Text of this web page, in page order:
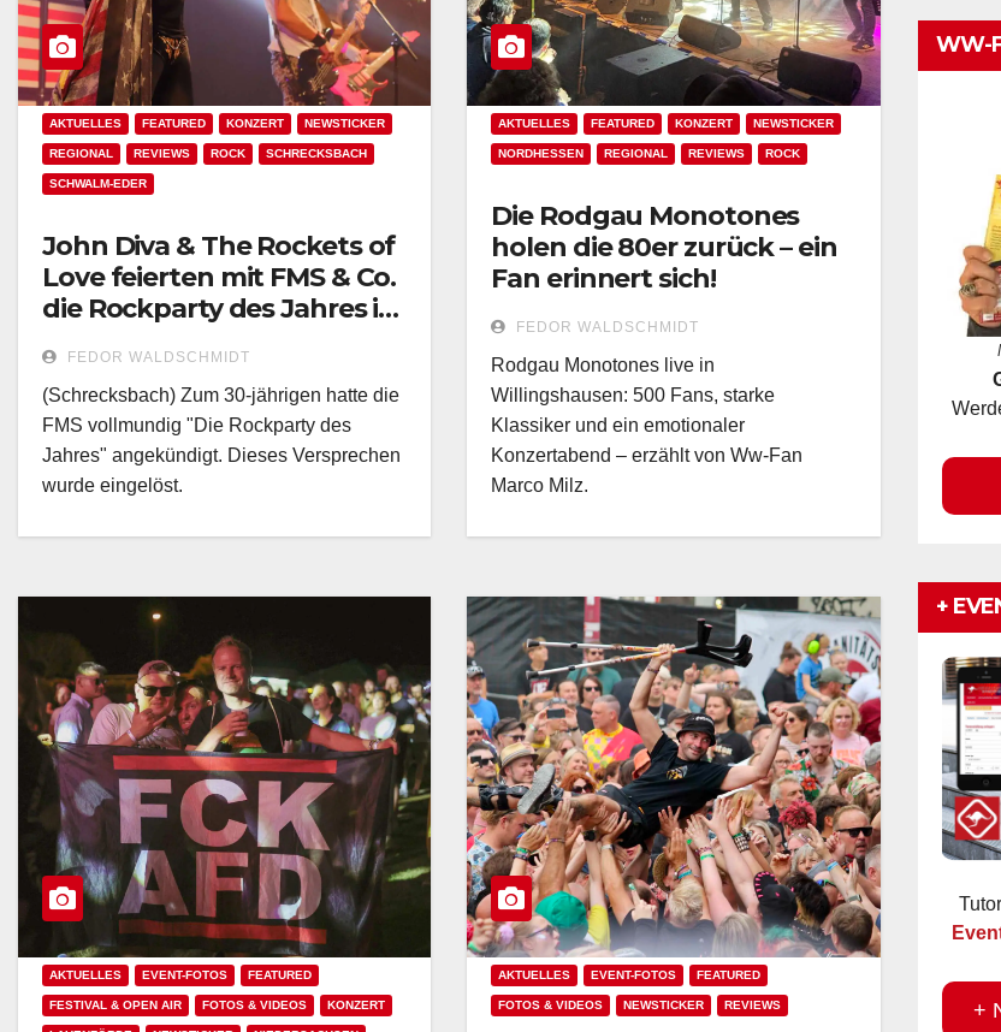
AKTUELLES FEATURED KONZERT NEWSTICKER
REGIONAL REVIEWS ROCK SCHRECKSBACH
SCHWALM-EDER
John Diva & The Rockets of
Love feierten mit FMS & Co.
die Rockparty des Jahres in
FEDOR WALDSCHMIDT
(Schrecksbach) Zum 30-jährigen hatte die
FMS vollmundig "Die Rockparty des
Jahres" angekündigt. Dieses Versprechen
wurde eingelöst.
AKTUELLES FEATURED KONZERT NEWSTICKER
NORDHESSEN REGIONAL REVIEWS ROCK
Die Rodgau Monotones
holen die 80er zurück – ein
Fan erinnert sich!
FEDOR WALDSCHMIDT
Rodgau Monotones live in
Willingshausen: 500 Fans, starke
Klassiker und ein emotionaler
Konzertabend – erzählt von Ww-Fan
Marco Milz.
AKTUELLES EVENT-FOTOS FEATURED
FESTIVAL & OPEN AIR FOTOS & VIDEOS KONZERT
AKTUELLES EVENT-FOTOS FEATURED
FOTOS & VIDEOS NEWSTICKER REVIEWS
WW-
+
+